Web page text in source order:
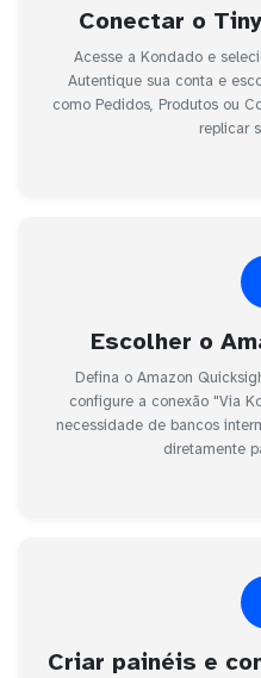
Conectar o
Acesse a Kondado e
Autentique sua conta e
como Pedidos, Produtos ou
replicar
Escolher o
Defina o Amazon
configure a conexão "Via
necessidade de bancos
diretamente
Criar painéis e